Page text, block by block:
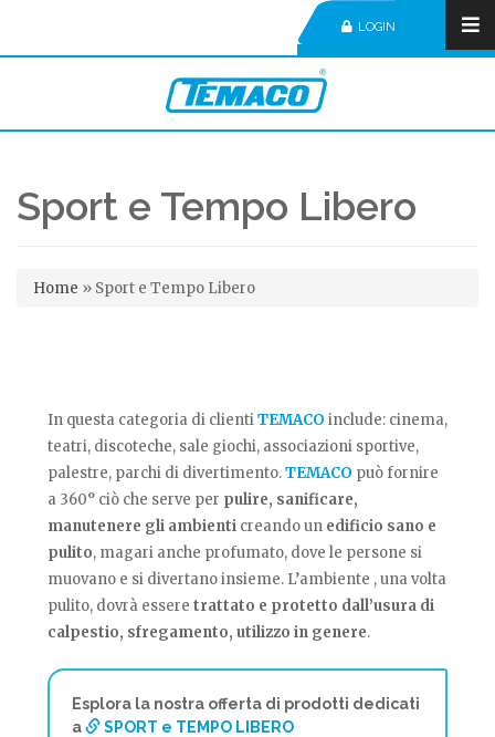
LOGIN
Sport e Tempo Libero
Tu sei qui
Home » Sport e Tempo Libero
In questa categoria di clientiTEMACO include: cinema,
teatri, discoteche, sale giochi, associazioni sportive,
palestre, parchi di divertimento.TEMACO può fornire
a 360° ciò che serve per pulire, sanificare,
manutenere gli ambienti creando un edificio sano e
pulito, magari anche profumato, dove le persone si
muovano e si divertano insieme. L’ambiente , una volta
pulito, dovrà essere trattato e protetto dall’usura di
calpestio, sfregamento, utilizzo in genere.
Esplora la nostra offerta di prodotti dedicati
a
SPORT e TEMPO LIBERO